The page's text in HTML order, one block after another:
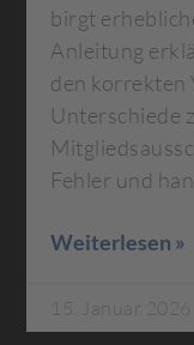
birgt
Anleitung
den korrekten
Unterschiede
Fehler und
Weiterlesen »
15. Januar 2026